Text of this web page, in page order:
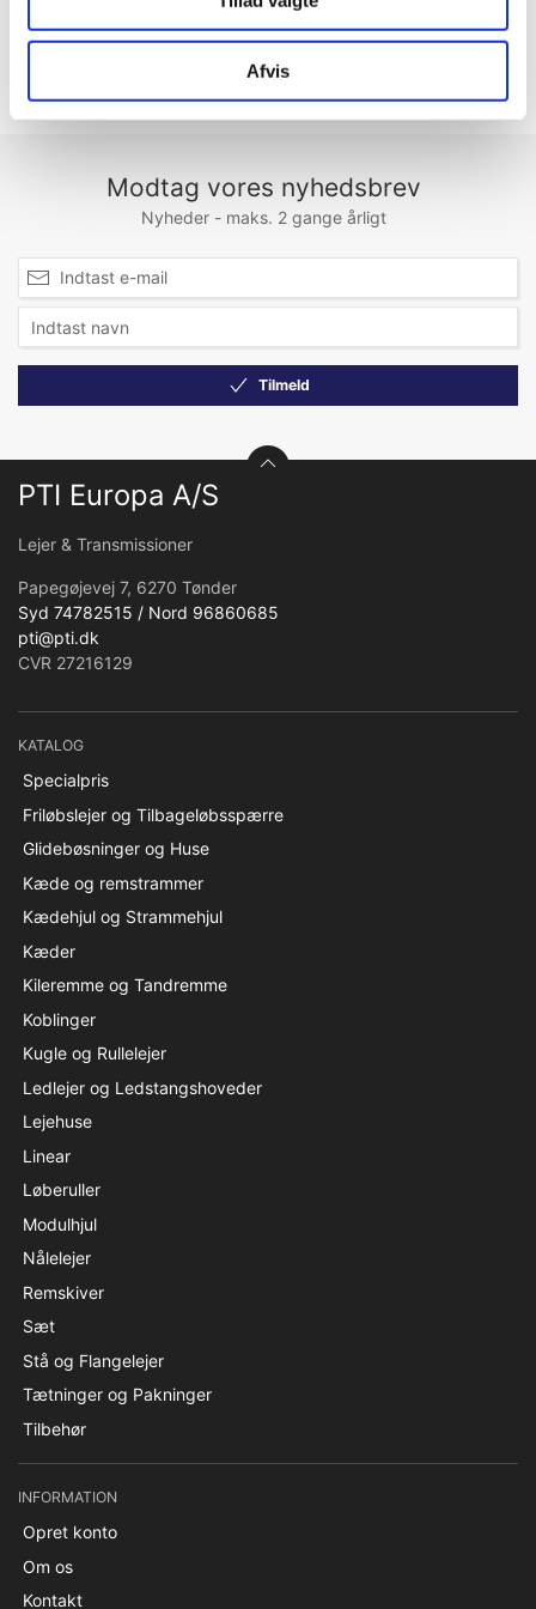
Afvis
Modtag vores nyhedsbrev
Nyheder - maks. 2 gange årligt
Tilmeld
PTI Europa A/S
Lejer & Transmissioner
Papegøjevej 7, 6270 Tønder
Syd 74782515 / Nord 96860685
pti@pti.dk
CVR 27216129
KATALOG
Specialpris
Friløbslejer og Tilbageløbsspærre
Glidebøsninger og Huse
Kæde og remstrammer
Kædehjul og Strammehjul
Kæder
Kileremme og Tandremme
Koblinger
Kugle og Rullelejer
Ledlejer og Ledstangshoveder
Lejehuse
Linear
Løberuller
Modulhjul
Nålelejer
Remskiver
Sæt
Stå og Flangelejer
Tætninger og Pakninger
Tilbehør
INFORMATION
Opret konto
Om os
Kontakt